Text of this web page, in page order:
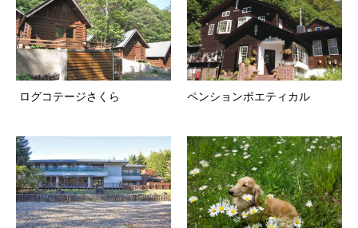
ログコテージさくら ペンションポエティカル